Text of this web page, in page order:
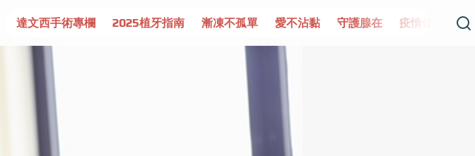
2025植牙指南 漸凍不孤單 愛不沾黏 守護腺在 疫情保衛戰 再生醫學 愛的